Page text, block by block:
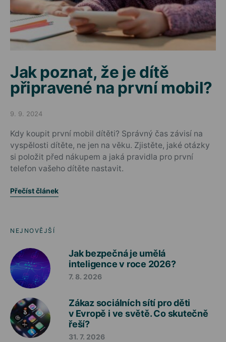
Jak poznat, že je dítě
připravené na první mobil?
Posted on
9. 9. 2024
Kdy koupit první mobil dítěti? Správný čas závisí na
vyspělosti dítěte, ne jen na věku. Zjistěte, jaké otázky
si položit před nákupem a jaká pravidla pro první
telefon vašeho dítěte nastavit.
Přečíst článek
NEJNOVĚJŠÍ
Jak bezpečná je umělá
inteligence v roce 2026?
7. 8. 2026
Zákaz sociálních sítí pro děti
v Evropě i ve světě. Co skutečně
řeší?
31. 7. 2026